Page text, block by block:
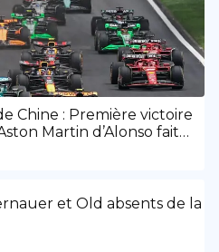
Chine : Première victoire
Martin d’Alonso fait
et Old absents de la